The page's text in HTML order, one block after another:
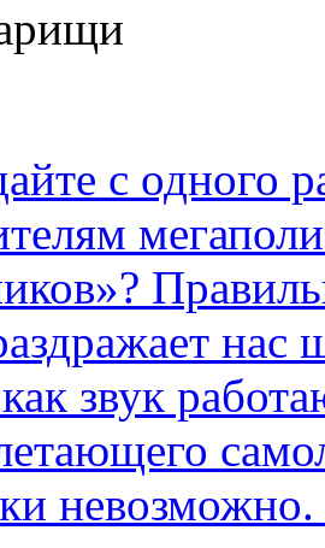
с одного
нас
звук